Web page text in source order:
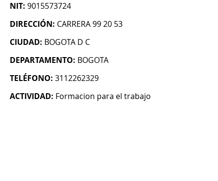
NIT: 9015573724
DIRECCIÓN: CARRERA 99 20 53
CIUDAD: BOGOTA D C
DEPARTAMENTO: BOGOTA
TELÉFONO: 3112262329
ACTIVIDAD: Formacion para el trabajo